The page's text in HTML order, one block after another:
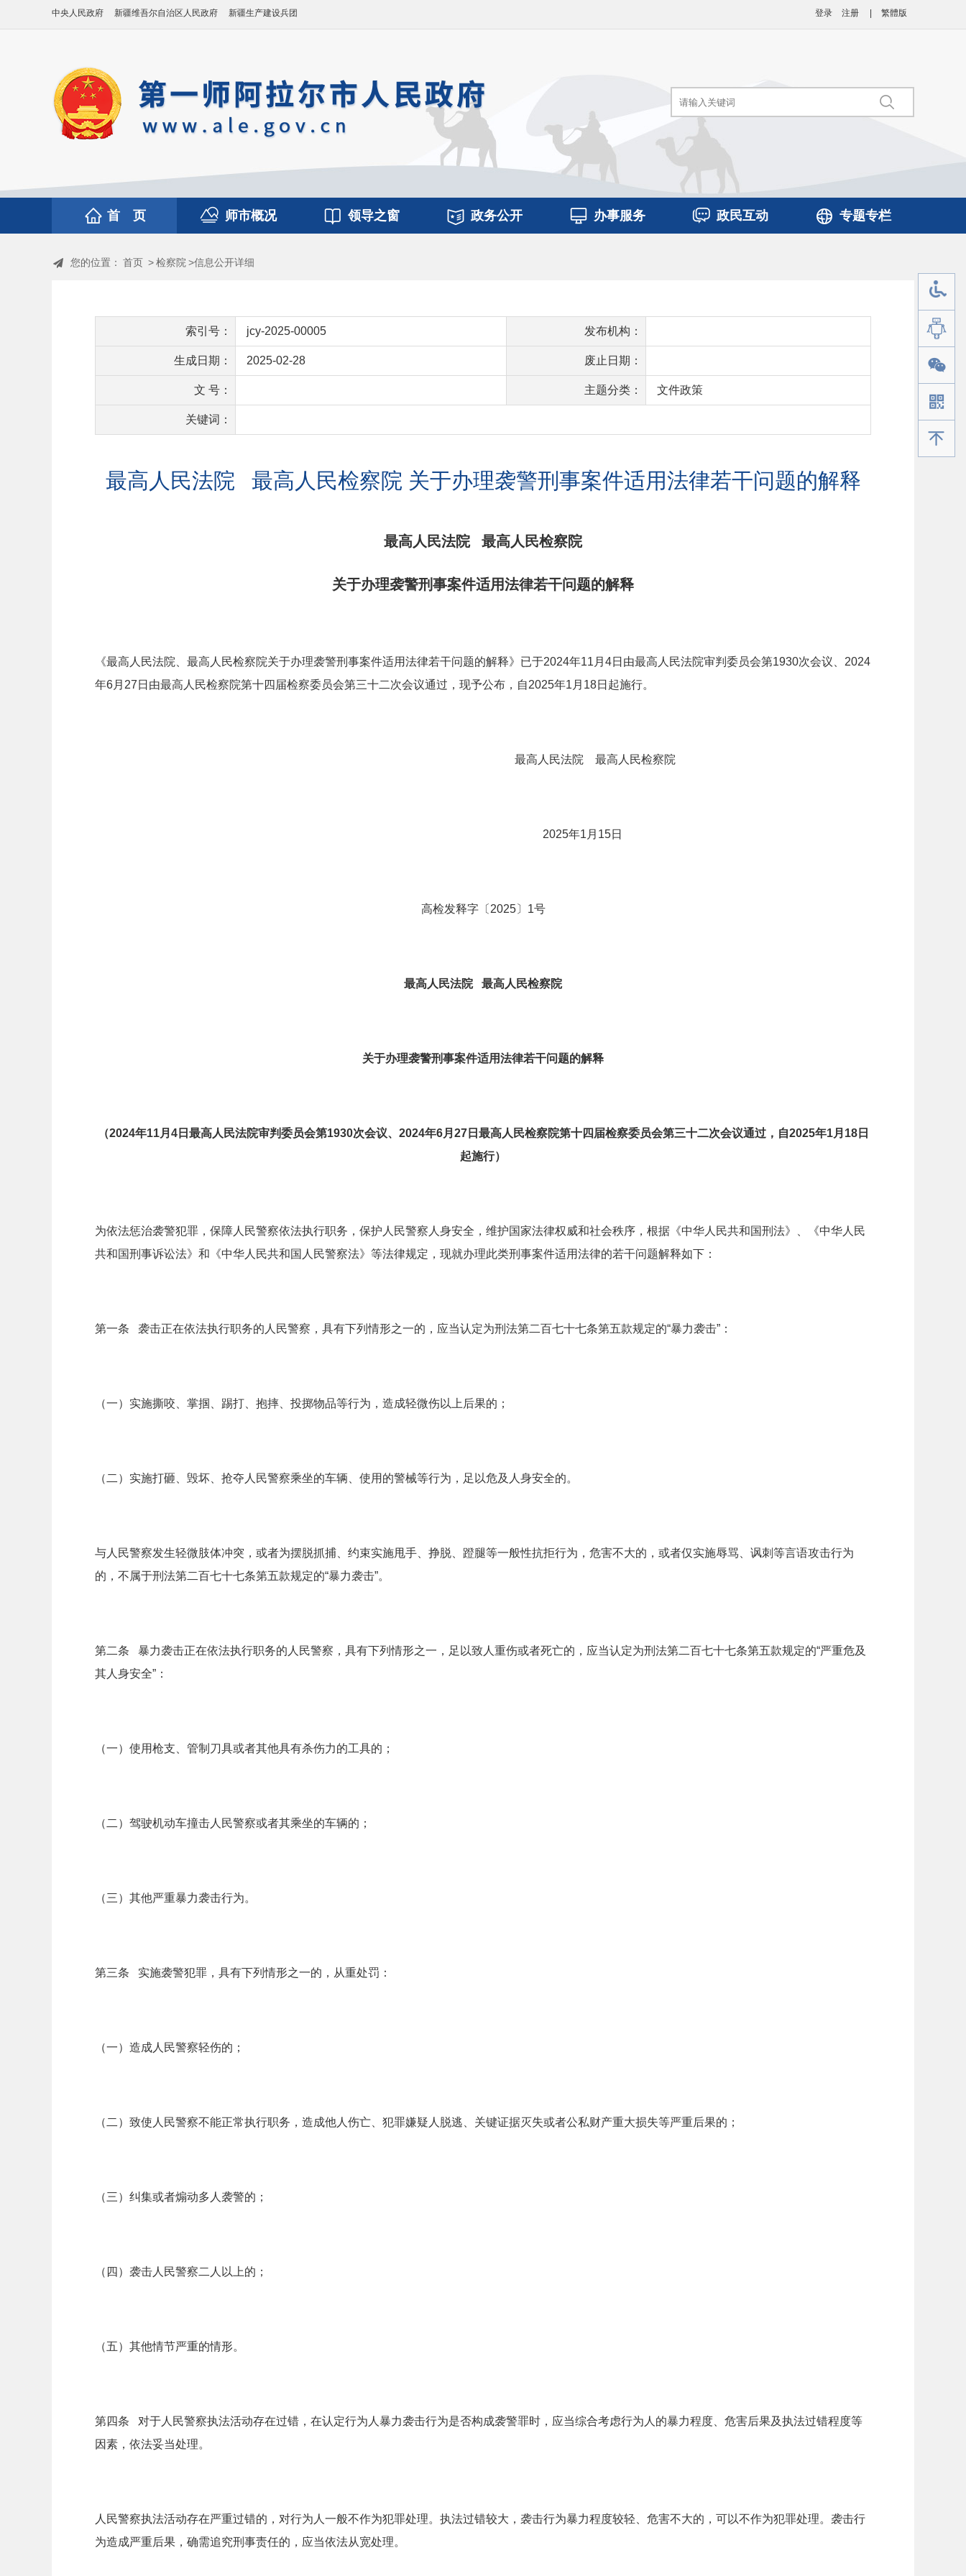
登录 注册 繁體版
中央人民政府 新疆维吾尔自治区人民政府 新疆生产建设兵团
首 页 师市概况 领导之窗 政务公开 办事服务 政民互动 专题专栏
您的位置： 首页 >检察院 >信息公开详细
索引号： jcy-2025-00005 发布机构：
生成日期： 2025-02-28 废止日期：
文 号： 主题分类： 文件政策
关键词：
最高人民法院 最高人民检察院 关于办理袭警刑事案件适用法律若干问题的解释
最高人民法院 最高人民检察院
关于办理袭警刑事案件适用法律若干问题的解释
《最高人民法院、最高人民检察院关于办理袭警刑事案件适用法律若干问题的解释》已于2024年11月4日由最高人民法院审判委员会第1930次会议、2024
年6月27日由最高人民检察院第十四届检察委员会第三十二次会议通过，现予公布，自2025年1月18日起施行。
最高人民法院 最高人民检察院
2025年1月15日
高检发释字〔2025〕1号
最高人民法院 最高人民检察院
关于办理袭警刑事案件适用法律若干问题的解释
（2024年11月4日最高人民法院审判委员会第1930次会议、2024年6月27日最高人民检察院第十四届检察委员会第三十二次会议通过，自2025年1月18日
起施行）
为依法惩治袭警犯罪，保障人民警察依法执行职务，保护人民警察人身安全，维护国家法律权威和社会秩序，根据《中华人民共和国刑法》、《中华人民
共和国刑事诉讼法》和《中华人民共和国人民警察法》等法律规定，现就办理此类刑事案件适用法律的若干问题解释如下：
第一条 袭击正在依法执行职务的人民警察，具有下列情形之一的，应当认定为刑法第二百七十七条第五款规定的“暴力袭击”：
（一）实施撕咬、掌掴、踢打、抱摔、投掷物品等行为，造成轻微伤以上后果的；
（二）实施打砸、毁坏、抢夺人民警察乘坐的车辆、使用的警械等行为，足以危及人身安全的。
与人民警察发生轻微肢体冲突，或者为摆脱抓捕、约束实施甩手、挣脱、蹬腿等一般性抗拒行为，危害不大的，或者仅实施辱骂、讽刺等言语攻击行为
的，不属于刑法第二百七十七条第五款规定的“暴力袭击”。
第二条 暴力袭击正在依法执行职务的人民警察，具有下列情形之一，足以致人重伤或者死亡的，应当认定为刑法第二百七十七条第五款规定的“严重危及
其人身安全”：
（一）使用枪支、管制刀具或者其他具有杀伤力的工具的；
（二）驾驶机动车撞击人民警察或者其乘坐的车辆的；
（三）其他严重暴力袭击行为。
第三条 实施袭警犯罪，具有下列情形之一的，从重处罚：
（一）造成人民警察轻伤的；
（二）致使人民警察不能正常执行职务，造成他人伤亡、犯罪嫌疑人脱逃、关键证据灭失或者公私财产重大损失等严重后果的；
（三）纠集或者煽动多人袭警的；
（四）袭击人民警察二人以上的；
（五）其他情节严重的情形。
第四条 对于人民警察执法活动存在过错，在认定行为人暴力袭击行为是否构成袭警罪时，应当综合考虑行为人的暴力程度、危害后果及执法过错程度等
因素，依法妥当处理。
人民警察执法活动存在严重过错的，对行为人一般不作为犯罪处理。执法过错较大，袭击行为暴力程度较轻、危害不大的，可以不作为犯罪处理。袭击行
为造成严重后果，确需追究刑事责任的，应当依法从宽处理。
手机版